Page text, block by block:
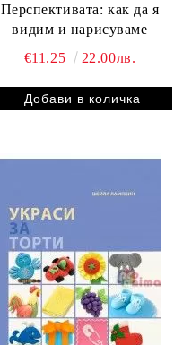
Перспективата: как да я
видим и нарисуваме
€11.25
22.00лв.